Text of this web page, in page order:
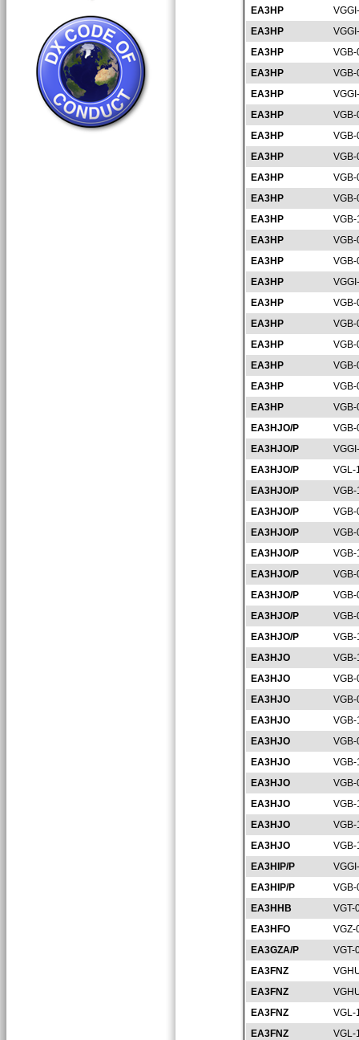
EA3HP
EA3HP
EA3HP
EA3HP
EA3HP
EA3HP
EA3HP
EA3HP
EA3HP
EA3HP
EA3HP
EA3HP
EA3HP
EA3HP
EA3HP
EA3HP
EA3HP
EA3HP
EA3HP
EA3HP
EA3HJO/P
EA3HJO/P
EA3HJO/P
VGL-
EA3HJO/P
EA3HJO/P
EA3HJO/P
EA3HJO/P
EA3HJO/P
EA3HJO/P
EA3HJO/P
VGB-
EA3HJO/P
EA3HJO
EA3HJO
EA3HJO
EA3HJO
EA3HJO
EA3HJO
EA3HJO
EA3HJO
EA3HJO
EA3HJO
EA3HIP/P
EA3HIP/P
EA3HHB
VGT-
EA3HFO
VGZ-
EA3GZA/P
VGT-
EA3FNZ
EA3FNZ
EA3FNZ
VGL-
EA3FNZ
VGL-